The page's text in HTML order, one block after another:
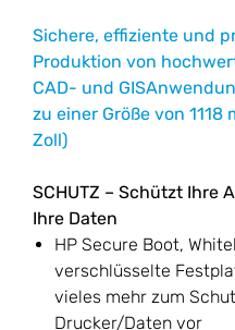
Sichere, effiziente und
Produktion von
CAD- und
zu einer Größe von 1118
Zoll)
SCHUTZ – Schützt Ihre
Ihre Daten
HP Secure Boot,
verschlüsselte
vieles mehr zum
Drucker/Daten vor